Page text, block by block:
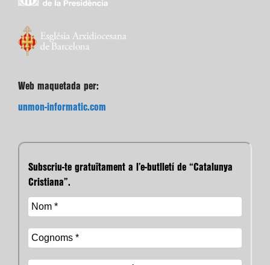
Web maquetada per:
unmon-informatic.com
Subscriu-te gratuïtament a l’e-butlletí de “Catalunya
Cristiana”.